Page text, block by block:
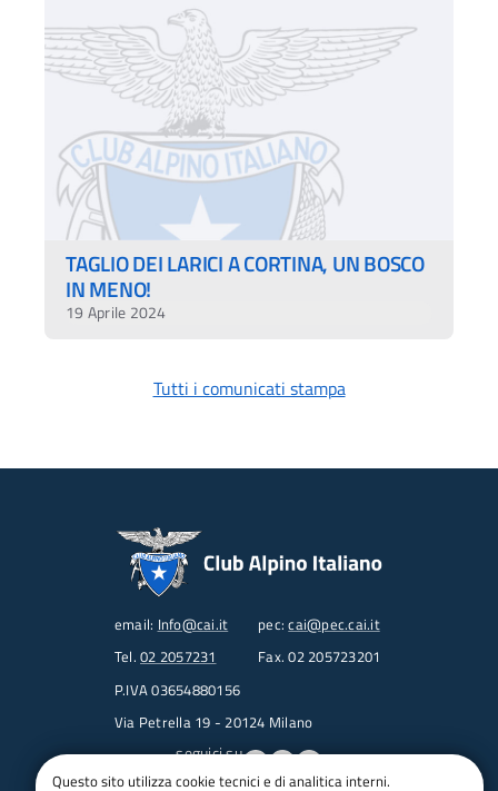
TAGLIO DEI LARICI A CORTINA, UN BOSCO
IN MENO!
19 Aprile 2024
Tutti i comunicati stampa
email: Info@cai.it pec:cai@pec.cai.it
Tel. 02 2057231
Fax. 02 205723201
P.IVA 03654880156
Via Petrella 19 - 20124 Milano
seguici su
Questo sito utilizza cookie tecnici e di analitica interni.